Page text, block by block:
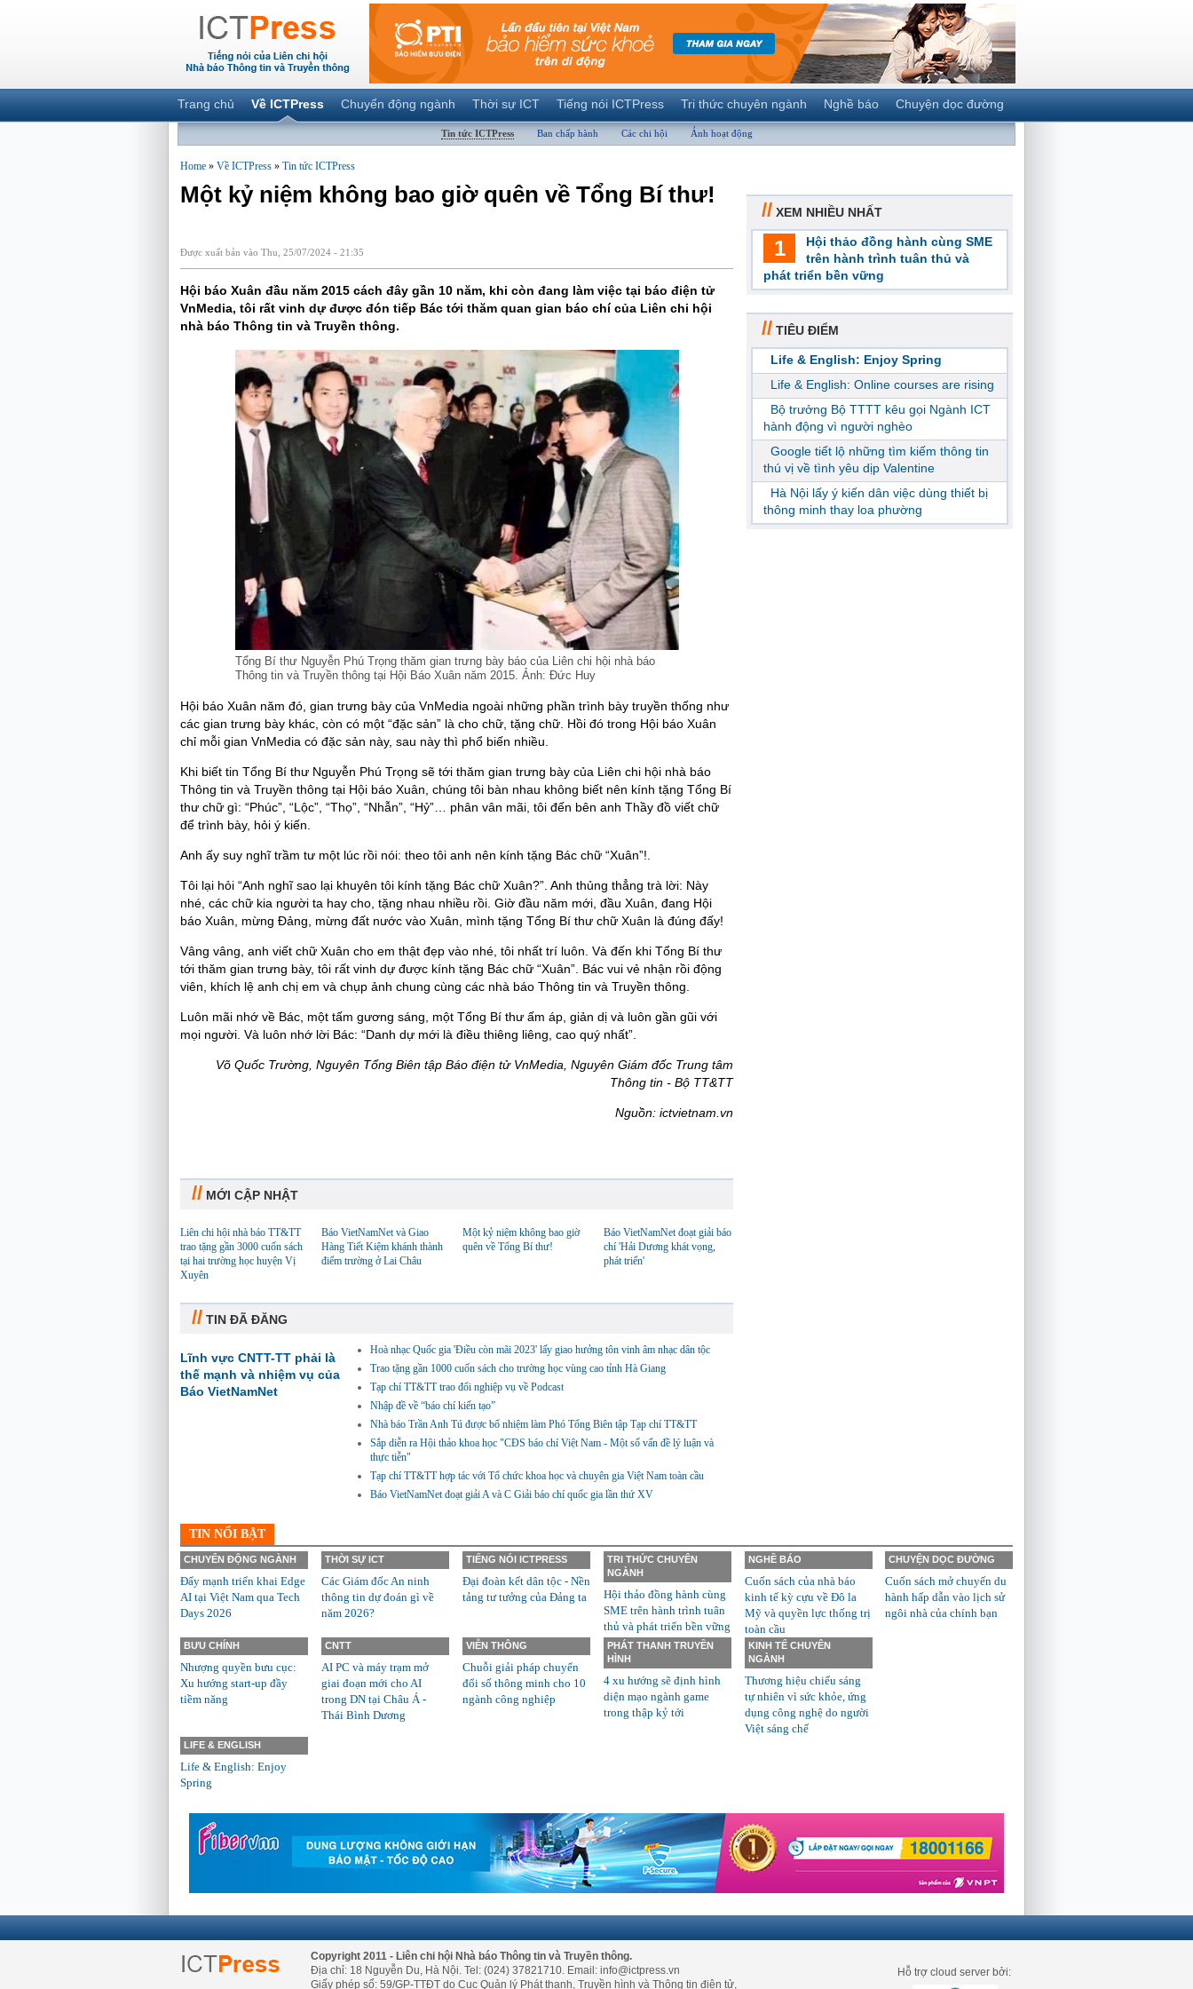
Trang chủ Về ICTPress Chuyển động ngành Thời sự ICT Tiếng nói ICTPress Tri thức chuyên ngành Nghề báo Chuyện dọc đường
Tin tức ICTPress Ban chấp hành Các chi hội Ảnh hoạt động
Home » Về ICTPress » Tin tức ICTPress
Một kỷ niệm không bao giờ quên về Tổng Bí thư!
Được xuất bản vào Thu, 25/07/2024 - 21:35
Hội báo Xuân đầu năm 2015 cách đây gần 10 năm, khi còn đang làm việc tại báo điện tử
VnMedia, tôi rất vinh dự được đón tiếp Bác tới thăm quan gian báo chí của Liên chi hội
nhà báo Thông tin và Truyền thông.
Tổng Bí thư Nguyễn Phú Trọng thăm gian trưng bày báo của Liên chi hội nhà báo
Thông tin và Truyền thông tại Hội Báo Xuân năm 2015. Ảnh: Đức Huy
Hội báo Xuân năm đó, gian trưng bày của VnMedia ngoài những phần trình bày truyền thống như
các gian trưng bày khác, còn có một “đặc sản” là cho chữ, tặng chữ. Hồi đó trong Hội báo Xuân
chỉ mỗi gian VnMedia có đặc sản này, sau này thì phổ biến nhiều.
Khi biết tin Tổng Bí thư Nguyễn Phú Trọng sẽ tới thăm gian trưng bày của Liên chi hội nhà báo
Thông tin và Truyền thông tại Hội báo Xuân, chúng tôi bàn nhau không biết nên kính tặng Tổng Bí
thư chữ gì: “Phúc”, “Lộc”, “Thọ”, “Nhẫn”, “Hỷ”… phân vân mãi, tôi đến bên anh Thầy đồ viết chữ
để trình bày, hỏi ý kiến.
Anh ấy suy nghĩ trầm tư một lúc rồi nói: theo tôi anh nên kính tặng Bác chữ “Xuân”!.
Tôi lại hỏi “Anh nghĩ sao lại khuyên tôi kính tặng Bác chữ Xuân?”. Anh thủng thẳng trà lời: Này
nhé, các chữ kia người ta hay cho, tặng nhau nhiều rồi. Giờ đầu năm mới, đầu Xuân, đang Hội
báo Xuân, mừng Đảng, mừng đất nước vào Xuân, mình tặng Tổng Bí thư chữ Xuân là đúng đấy!
Vâng vâng, anh viết chữ Xuân cho em thật đẹp vào nhé, tôi nhất trí luôn. Và đến khi Tổng Bí thư
tới thăm gian trưng bày, tôi rất vinh dự được kính tặng Bác chữ “Xuân”. Bác vui vẻ nhận rồi động
viên, khích lệ anh chị em và chụp ảnh chung cùng các nhà báo Thông tin và Truyền thông.
Luôn mãi nhớ về Bác, một tấm gương sáng, một Tổng Bí thư ấm áp, giản dị và luôn gần gũi với
mọi người. Và luôn nhớ lời Bác: “Danh dự mới là điều thiêng liêng, cao quý nhất”.
Võ Quốc Trường, Nguyên Tổng Biên tập Báo điện tử VnMedia, Nguyên Giám đốc Trung tâm
Thông tin - Bộ TT&TT
Nguồn: ictvietnam.vn
// MỚI CẬP NHẬT
Liên chi hội nhà báo TT&TT
trao tặng gần 3000 cuốn sách
tại hai trường học huyện Vị
Xuyên
Báo VietNamNet và Giao
Hàng Tiết Kiệm khánh thành
điểm trường ở Lai Châu
Một kỷ niệm không bao giờ
quên về Tổng Bí thư!
Báo VietNamNet đoạt giải báo
chí 'Hải Dương khát vọng,
phát triển'
// TIN ĐÃ ĐĂNG
Lĩnh vực CNTT-TT phải là
thế mạnh và nhiệm vụ của
Báo VietNamNet
Hoà nhạc Quốc gia 'Điều còn mãi 2023' lấy giao hưởng tôn vinh âm nhạc dân tộc
Trao tặng gần 1000 cuốn sách cho trường học vùng cao tỉnh Hà Giang
Tạp chí TT&TT trao đổi nghiệp vụ về Podcast
Nhập đề về “báo chí kiến tạo”
Nhà báo Trần Anh Tú được bổ nhiệm làm Phó Tổng Biên tập Tạp chí TT&TT
Sắp diễn ra Hội thảo khoa học "CĐS báo chí Việt Nam - Một số vấn đề lý luận và
thực tiễn"
Tạp chí TT&TT hợp tác với Tổ chức khoa học và chuyên gia Việt Nam toàn cầu
Báo VietNamNet đoạt giải A và C Giải báo chí quốc gia lần thứ XV
// XEM NHIỀU NHẤT
1
Hội thảo đồng hành cùng SME
trên hành trình tuân thủ và
phát triển bền vững
// TIÊU ĐIỂM
Life & English: Enjoy Spring
Life & English: Online courses are rising
Bộ trưởng Bộ TTTT kêu gọi Ngành ICT
hành động vì người nghèo
Google tiết lộ những tìm kiếm thông tin
thú vị về tình yêu dịp Valentine
Hà Nội lấy ý kiến dân việc dùng thiết bị
thông minh thay loa phường
TIN NỔI BẬT
CHUYỂN ĐỘNG NGÀNH
Đẩy mạnh triển khai Edge
AI tại Việt Nam qua Tech
Days 2026
THỜI SỰ ICT
Các Giám đốc An ninh
thông tin dự đoán gì về
năm 2026?
TIẾNG NÓI ICTPRESS
Đại đoàn kết dân tộc - Nền
tảng tư tưởng của Đảng ta
TRI THỨC CHUYÊN
NGÀNH
Hội thảo đồng hành cùng
SME trên hành trình tuân
thủ và phát triển bền vững
NGHỀ BÁO
Cuốn sách của nhà báo
kinh tế kỳ cựu về Đô la
Mỹ và quyền lực thống trị
toàn cầu
CHUYỆN DỌC ĐƯỜNG
Cuốn sách mở chuyến du
hành hấp dẫn vào lịch sử
ngôi nhà của chính bạn
BƯU CHÍNH
Nhượng quyền bưu cục:
Xu hướng start-up đầy
tiềm năng
CNTT
AI PC và máy trạm mở
giai đoạn mới cho AI
trong DN tại Châu Á -
Thái Bình Dương
VIỄN THÔNG
Chuỗi giải pháp chuyển
đổi số thông minh cho 10
ngành công nghiệp
PHÁT THANH TRUYỀN
HÌNH
4 xu hướng sẽ định hình
diện mạo ngành game
trong thập kỷ tới
KINH TẾ CHUYÊN
NGÀNH
Thương hiệu chiếu sáng
tự nhiên vì sức khỏe, ứng
dụng công nghệ do người
Việt sáng chế
LIFE & ENGLISH
Life & English: Enjoy
Spring
Copyright 2011 - Liên chi hội Nhà báo Thông tin và Truyền thông.
Địa chỉ: 18 Nguyễn Du, Hà Nội. Tel: (024) 37821710. Email: info@ictpress.vn
Giấy phép số: 59/GP-TTĐT do Cục Quản lý Phát thanh, Truyền hình và Thông tin điện tử,
Hỗ trợ cloud server bởi: